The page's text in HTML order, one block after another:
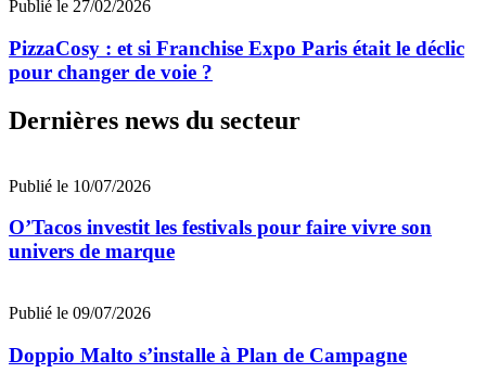
Publié le 27/02/2026
PizzaCosy : et si Franchise Expo Paris était le déclic
pour changer de voie ?
Dernières news du secteur
Publié le 10/07/2026
O’Tacos investit les festivals pour faire vivre son
univers de marque
Publié le 09/07/2026
Doppio Malto s’installe à Plan de Campagne